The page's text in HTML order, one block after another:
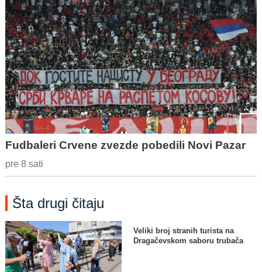
Fudbaleri Crvene zvezde pobedili Novi Pazar
pre 8 sati
Šta drugi čitaju
Veliki broj stranih turista na
Dragačevskom saboru trubača